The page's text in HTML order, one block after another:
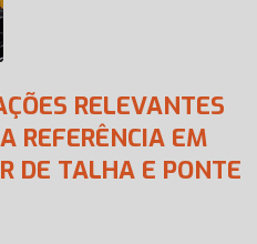
RELEVANTES
REFERÊNCIA EM
DE TALHA E PONTE